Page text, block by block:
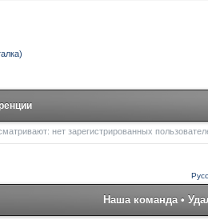
нет зарегистрированных
Наша команда •